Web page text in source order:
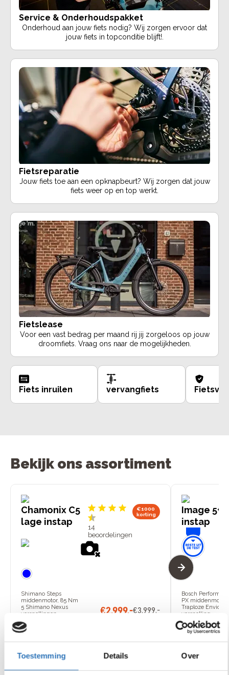
Toestemming Details Over
Service & Onderhoudspakket
Onderhoud aan jouw fiets nodig? Wij zorgen ervoor dat
jouw fiets in topconditie blijft!.
Fietsreparatie
Jouw fiets toe aan een opknapbeurt? Wij zorgen dat jouw
fiets weer op en top werkt.
Fietslease
Voor een vast bedrag per maand rij jij zorgeloos op jouw
droomfiets. Vraag ons naar de mogelijkheden.
Fiets inruilen vervangfiets
Bekijk ons assortiment
Chamonix C5
lage instap
14
beoordelingen
€1000
korting
Shimano Steps
middenmotor, 85 Nm
5 Shimano Nexus
versnellingen
Actieradius van 60 tot 150
km
€3.999,-
€2.999,-
Bekijk
Image 5+
instap
Bosch
PX
Traploze Enviolo
versnelling
Actieradius van
200 km
Bekijk